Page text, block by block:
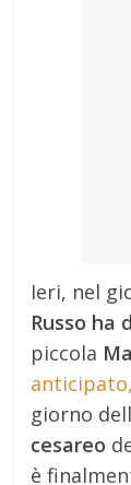
Ieri, nel
Russo ha
piccola
anticipato,
giorno
cesareo
è